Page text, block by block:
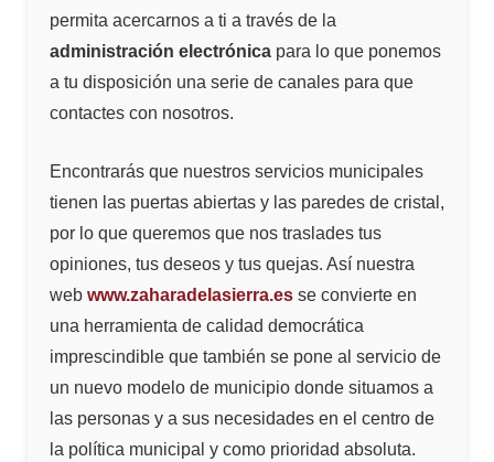
permita acercarnos a ti a través de la
administración electrónica para lo que ponemos
a tu disposición una serie de canales para que
contactes con nosotros.
Encontrarás que nuestros servicios municipales
tienen las puertas abiertas y las paredes de cristal,
por lo que queremos que nos traslades tus
opiniones, tus deseos y tus quejas. Así nuestra
web www.zaharadelasierra.es se convierte en
una herramienta de calidad democrática
imprescindible que también se pone al servicio de
un nuevo modelo de municipio donde situamos a
las personas y a sus necesidades en el centro de
la política municipal y como prioridad absoluta.